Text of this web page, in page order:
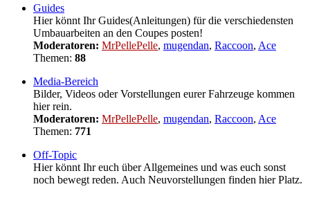
Guides
Hier könnt Ihr Guides(Anleitungen) für die verschiedensten
Umbauarbeiten an den Coupes posten!
Moderatoren: MrPellePelle, mugendan, Raccoon, Ace
Themen: 88
Media-Bereich
Bilder, Videos oder Vorstellungen eurer Fahrzeuge kommen
hier rein.
Moderatoren: MrPellePelle, mugendan, Raccoon, Ace
Themen: 771
Off-Topic
Hier könnt Ihr euch über Allgemeines und was euch sonst
noch bewegt reden. Auch Neuvorstellungen finden hier Platz.